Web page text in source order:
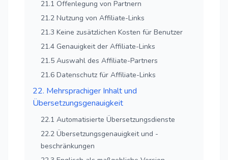
21.1 Offenlegung von Partnern
21.2 Nutzung von Affiliate-Links
21.3 Keine zusätzlichen Kosten für Benutzer
21.4 Genauigkeit der Affiliate-Links
21.5 Auswahl des Affiliate-Partners
21.6 Datenschutz für Affiliate-Links
22. Mehrsprachiger Inhalt und
Übersetzungsgenauigkeit
22.1 Automatisierte Übersetzungsdienste
22.2 Übersetzungsgenauigkeit und -
beschränkungen